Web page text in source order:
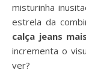
misturinha
estrela da
calça jeans
incrementa o
ver?